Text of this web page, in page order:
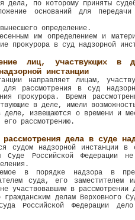
дела, по которому приняты
оснований для
определение.
им определением и
прокурора в суд надзорной
лиц, участвующих в
инстанции
направляет лицам,
рассмотрения в суд
прокурора. Время
в деле, имели
извещаются о времени и
его рассмотрению.
дела в суде
судом надзорной инстанции в
Российской Федерации
в порядке надзора в
суда, его
участвовавшим в
делам Верховного
Российской Федерации